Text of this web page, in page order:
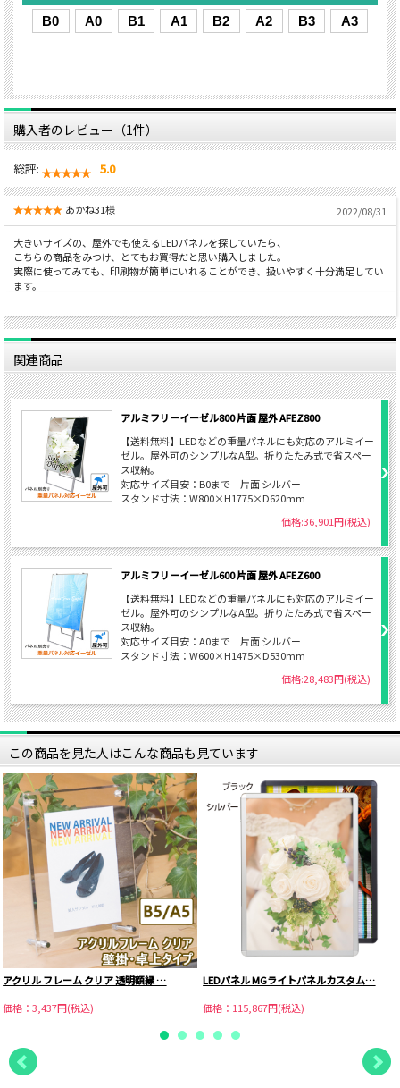
購入者のレビュー（1件）
総評: 5.0
あかね31様 2022/08/31
大きいサイズの、屋外でも使えるLEDパネルを探していたら、
こちらの商品をみつけ、とてもお買得だと思い購入しました。
実際に使ってみても、印刷物が簡単にいれることができ、扱いやすく十分満足してい
ます。
関連商品
アルミフリーイーゼル800 片面 屋外 AFEZ800
【送料無料】LEDなどの重量パネルにも対応のアルミイー
ゼル。屋外可のシンプルなA型。折りたたみ式で省スペー
ス収納。
対応サイズ目安：B0まで 片面 シルバー
スタンド寸法：W800×H1775×D620mm
価格:36,901円(税込)
アルミフリーイーゼル600 片面 屋外 AFEZ600
【送料無料】LEDなどの重量パネルにも対応のアルミイー
ゼル。屋外可のシンプルなA型。折りたたみ式で省スペー
ス収納。
対応サイズ目安：A0まで 片面 シルバー
スタンド寸法：W600×H1475×D530mm
価格:28,483円(税込)
この商品を見た人はこんな商品も見ています
アクリル フレーム クリア 透明額縁 …
価格：3,437円(税込)
LEDパネル MGライトパネルカスタム…
価格：115,867円(税込)